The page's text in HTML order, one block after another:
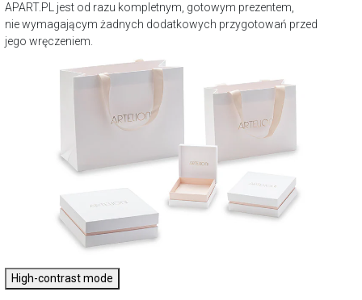
APART.PL jest od razu kompletnym, gotowym prezentem,
nie wymagającym żadnych dodatkowych przygotowań przed
jego wręczeniem.
High-contrast mode